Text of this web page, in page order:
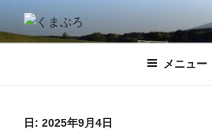
ン
テ
くまぶろ
くまが入る温泉じゃありません。私く
メニュー
日: 2025年9月4日